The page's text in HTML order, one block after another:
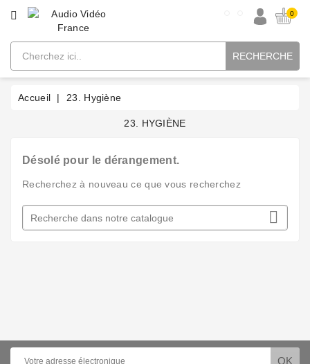
CATÉGORIE
Alimentation
Supports
Supports
enceinte
audio
0
RECHERCHE
Accueil 23. Hygiène
23. HYGIÈNE
Désolé pour le dérangement.
Recherchez à nouveau ce que vous recherchez
